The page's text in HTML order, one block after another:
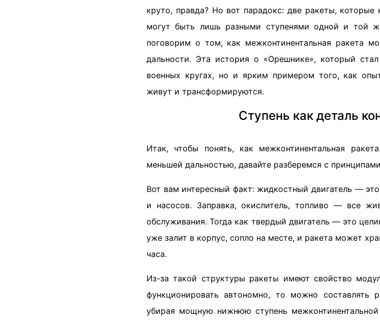
круто, правда? Но вот парадокс: две ракеты, которые
могут быть лишь разными ступенями одной и той
поговорим о том, как межконтинентальная ракета
дальности. Эта история о «Орешнике», который
военных кругах, но и ярким примером того, как
живут и трансформируются.
Ступень как деталь
Итак, чтобы понять, как межконтинентальная
меньшей дальностью, давайте разберемся с
Вот вам интересный факт: жидкостный двигатель —
и насосов. Заправка, окислитель, топливо — все
обслуживания. Тогда как твердый двигатель — это
уже залит в корпус, сопло на месте, и ракета может
часа.
Из-за такой структуры ракеты имеют свойство
функционировать автономно, то можно составлять
убирая мощную нижнюю ступень